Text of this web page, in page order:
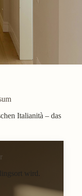
Italianità – das
wird.